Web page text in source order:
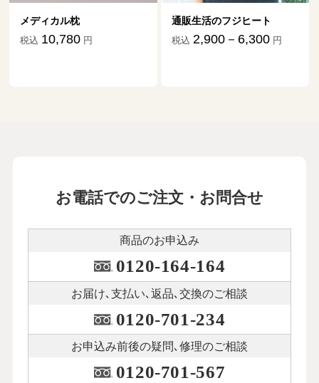
通販生活のフジヒート
税込 2,900－6,300 円
ダニ捕りマット「これ
祖だ」
お電話でのご注文・お問合せ
商品のお申込み
0120-164-164
お届け､支払い､ 返品､交換のご相談
0120-701-234
お申込み前後の疑問､修理のご相談
0120-701-567